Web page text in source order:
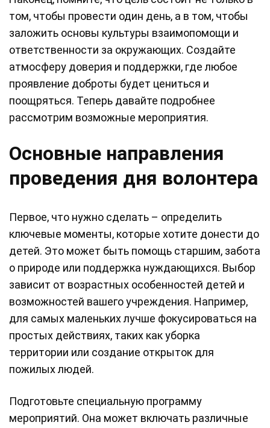
том, чтобы провести один день, а в том, чтобы
заложить основы культуры взаимопомощи и
ответственности за окружающих. Создайте
атмосферу доверия и поддержки, где любое
проявление доброты будет цениться и
поощряться. Теперь давайте подробнее
рассмотрим возможные мероприятия.
Основные направления
проведения дня волонтера
Первое, что нужно сделать – определить
ключевые моменты, которые хотите донести до
детей. Это может быть помощь старшим, забота
о природе или поддержка нуждающихся. Выбор
зависит от возрастных особенностей детей и
возможностей вашего учреждения. Например,
для самых маленьких лучше фокусироваться на
простых действиях, таких как уборка
территории или создание открыток для
пожилых людей.
Подготовьте специальную программу
мероприятий. Она может включать различные